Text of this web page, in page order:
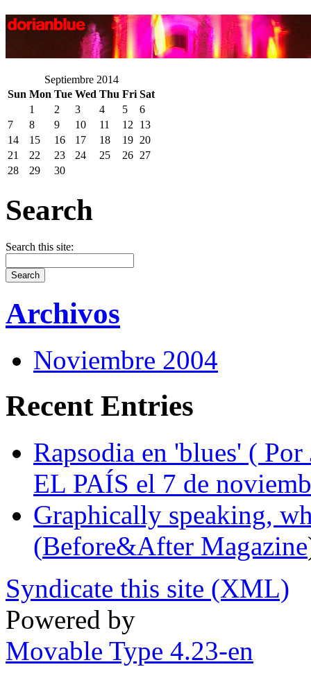
Septiembre 2014
Sun Mon Tue Wed Thu Fri Sat
1
2 3 4 5
6
7
8 9 10 11 12
13
14
15 16 17 18 19 20
21
22 23 24 25 26 27
28
29 30
Search
Search this site:
Archivos
Noviembre 2004
Recent Entries
Rapsodia en 'blues' (
EL PAÍS el 7 de
Graphically speaking,
(Before&After Magazine
Syndicate this site (XML)
Powered by
Movable Type 4.23-en